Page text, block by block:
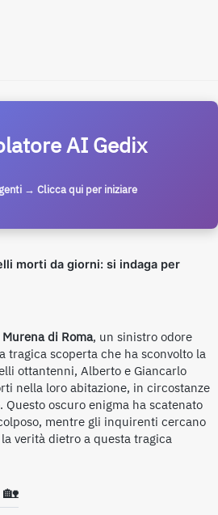
AI Gedix
→ Clicca qui per iniziare
morti da giorni: si indaga per
Murena di Roma, un sinistro odore
tragica scoperta che ha sconvolto la
ottantenni, Alberto e Giancarlo
nella loro abitazione, in circostanze
oscuro enigma ha scatenato
mentre gli inquirenti cercano
verità dietro a questa tragica